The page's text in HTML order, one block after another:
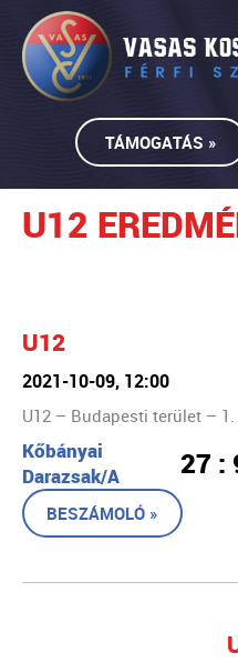
TÁMOGATÁS »
U12
U12
2021-10-09, 12:00
U12 – Budapesti terület –
Kőbányai
Darazsak/A
27 :
BESZÁMOLÓ »